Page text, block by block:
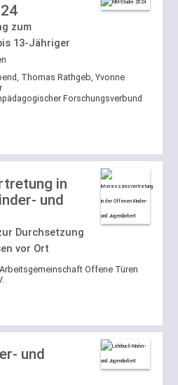
zum
13-Jähriger
Thomas Rathgeb, Yvonne
Forschungsverbund
in
und
Durchsetzung
vor Ort
Offene Türen
und